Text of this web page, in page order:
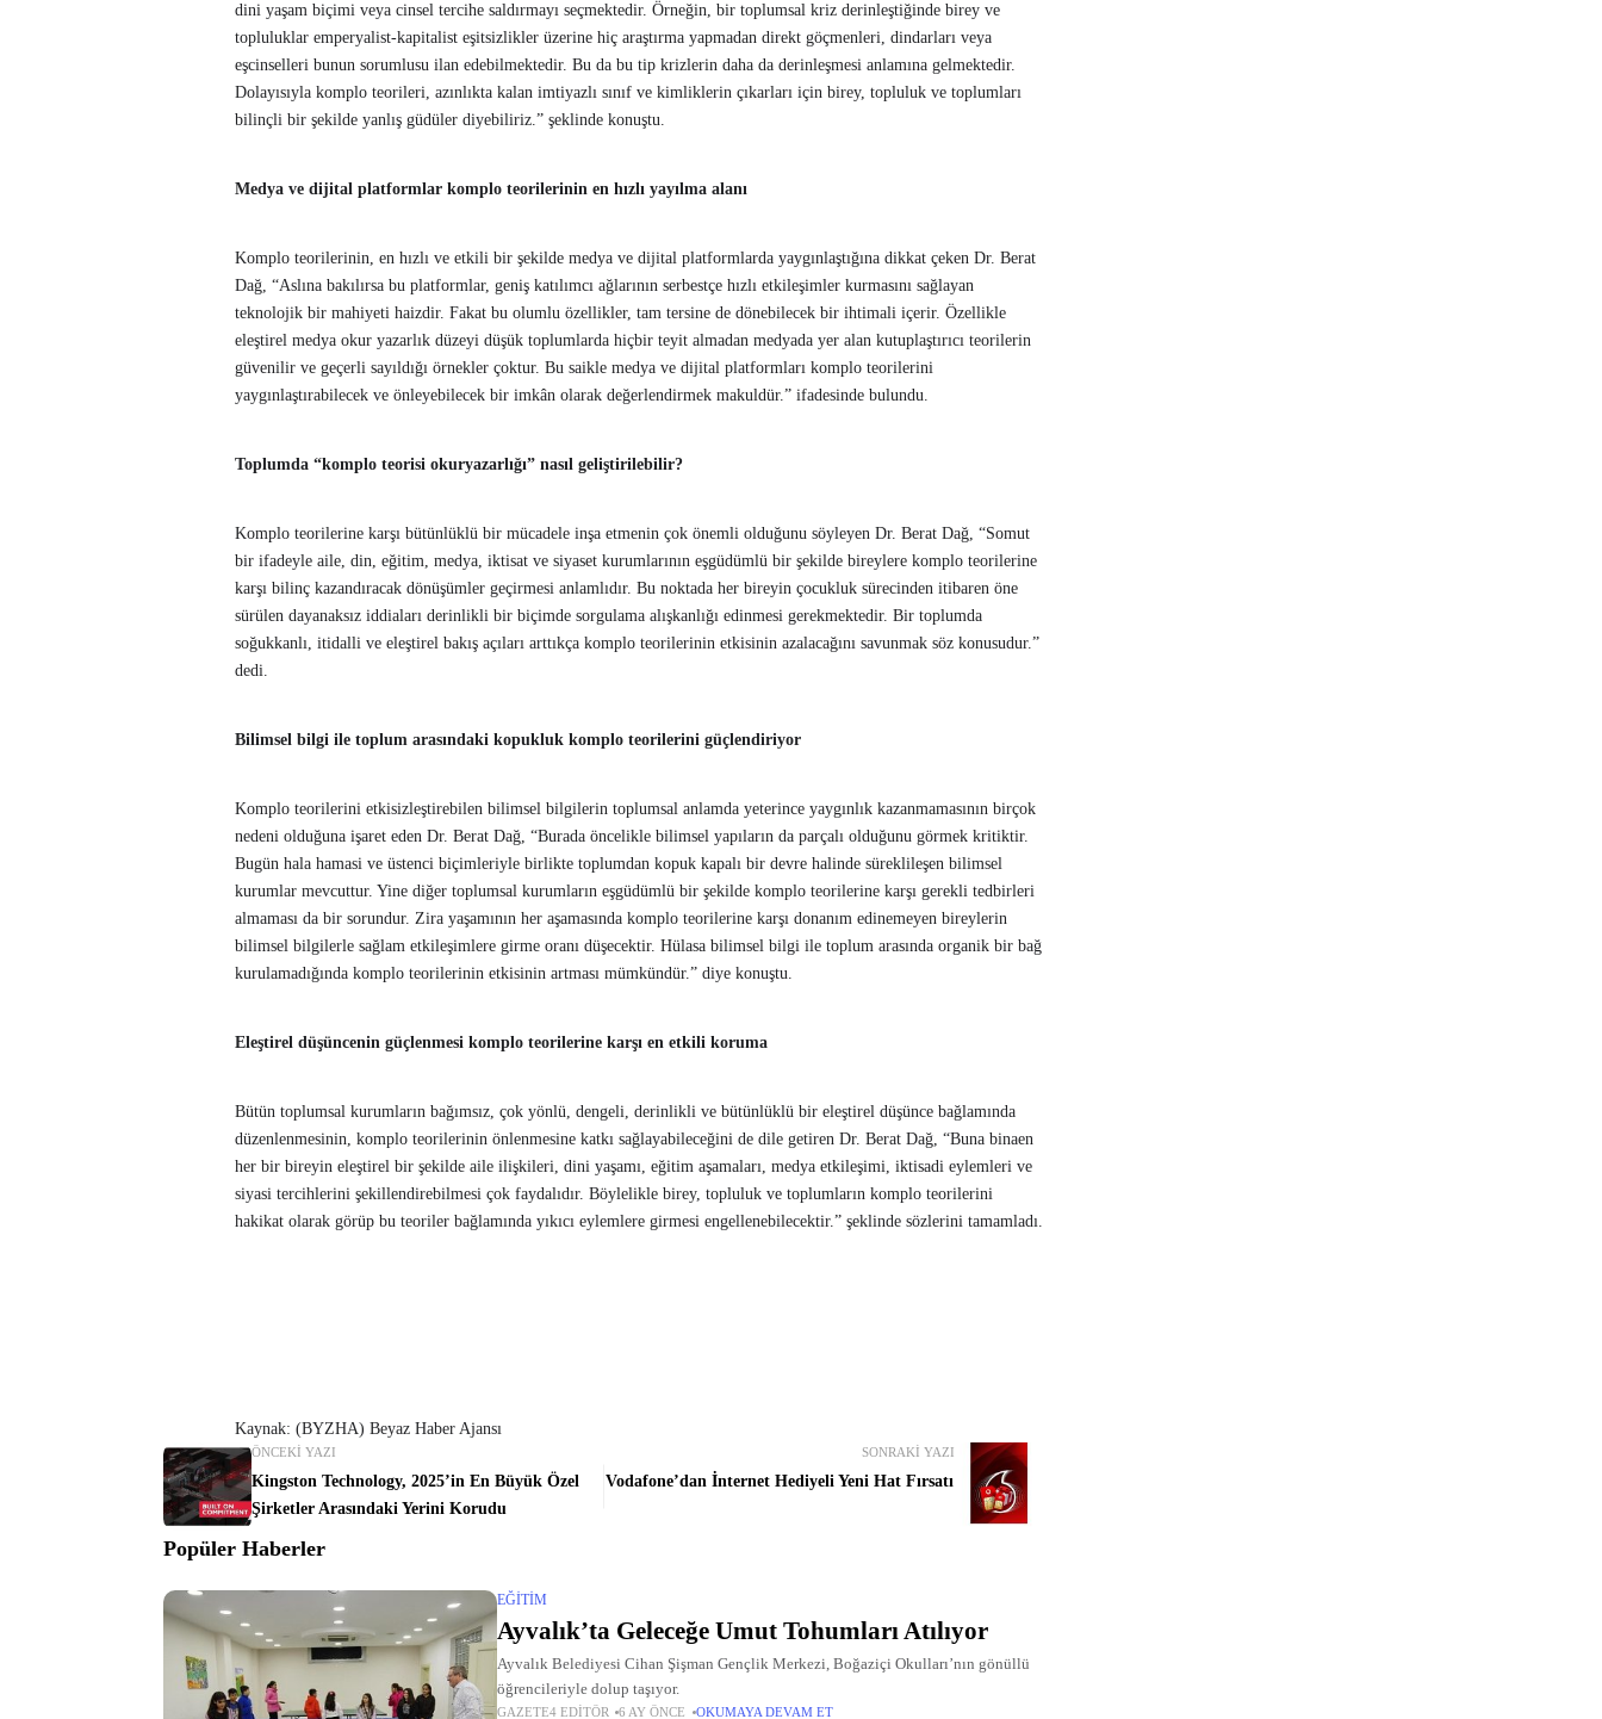
dini yaşam biçimi veya cinsel tercihe saldırmayı seçmektedir. Örneğin, bir toplumsal kriz derinleştiğinde birey ve
topluluklar emperyalist-kapitalist eşitsizlikler üzerine hiç araştırma yapmadan direkt göçmenleri, dindarları veya
eşcinselleri bunun sorumlusu ilan edebilmektedir. Bu da bu tip krizlerin daha da derinleşmesi anlamına gelmektedir.
Dolayısıyla komplo teorileri, azınlıkta kalan imtiyazlı sınıf ve kimliklerin çıkarları için birey, topluluk ve toplumları
bilinçli bir şekilde yanlış güdüler diyebiliriz.” şeklinde konuştu.
Medya ve dijital platformlar komplo teorilerinin en hızlı yayılma alanı
Komplo teorilerinin, en hızlı ve etkili bir şekilde medya ve dijital platformlarda yaygınlaştığına dikkat çeken Dr. Berat
Dağ, “Aslına bakılırsa bu platformlar, geniş katılımcı ağlarının serbestçe hızlı etkileşimler kurmasını sağlayan
teknolojik bir mahiyeti haizdir. Fakat bu olumlu özellikler, tam tersine de dönebilecek bir ihtimali içerir. Özellikle
eleştirel medya okur yazarlık düzeyi düşük toplumlarda hiçbir teyit almadan medyada yer alan kutuplaştırıcı teorilerin
güvenilir ve geçerli sayıldığı örnekler çoktur. Bu saikle medya ve dijital platformları komplo teorilerini
yaygınlaştırabilecek ve önleyebilecek bir imkân olarak değerlendirmek makuldür.” ifadesinde bulundu.
Toplumda “komplo teorisi okuryazarlığı” nasıl geliştirilebilir?
Komplo teorilerine karşı bütünlüklü bir mücadele inşa etmenin çok önemli olduğunu söyleyen Dr. Berat Dağ, “Somut
bir ifadeyle aile, din, eğitim, medya, iktisat ve siyaset kurumlarının eşgüdümlü bir şekilde bireylere komplo teorilerine
karşı bilinç kazandıracak dönüşümler geçirmesi anlamlıdır. Bu noktada her bireyin çocukluk sürecinden itibaren öne
sürülen dayanaksız iddiaları derinlikli bir biçimde sorgulama alışkanlığı edinmesi gerekmektedir. Bir toplumda
soğukkanlı, itidalli ve eleştirel bakış açıları arttıkça komplo teorilerinin etkisinin azalacağını savunmak söz konusudur.”
dedi.
Bilimsel bilgi ile toplum arasındaki kopukluk komplo teorilerini güçlendiriyor
Komplo teorilerini etkisizleştirebilen bilimsel bilgilerin toplumsal anlamda yeterince yaygınlık kazanmamasının birçok
nedeni olduğuna işaret eden Dr. Berat Dağ, “Burada öncelikle bilimsel yapıların da parçalı olduğunu görmek kritiktir.
Bugün hala hamasi ve üstenci biçimleriyle birlikte toplumdan kopuk kapalı bir devre halinde süreklileşen bilimsel
kurumlar mevcuttur. Yine diğer toplumsal kurumların eşgüdümlü bir şekilde komplo teorilerine karşı gerekli tedbirleri
almaması da bir sorundur. Zira yaşamının her aşamasında komplo teorilerine karşı donanım edinemeyen bireylerin
bilimsel bilgilerle sağlam etkileşimlere girme oranı düşecektir. Hülasa bilimsel bilgi ile toplum arasında organik bir bağ
kurulamadığında komplo teorilerinin etkisinin artması mümkündür.” diye konuştu.
Eleştirel düşüncenin güçlenmesi komplo teorilerine karşı en etkili koruma
Bütün toplumsal kurumların bağımsız, çok yönlü, dengeli, derinlikli ve bütünlüklü bir eleştirel düşünce bağlamında
düzenlenmesinin, komplo teorilerinin önlenmesine katkı sağlayabileceğini de dile getiren Dr. Berat Dağ, “Buna binaen
her bir bireyin eleştirel bir şekilde aile ilişkileri, dini yaşamı, eğitim aşamaları, medya etkileşimi, iktisadi eylemleri ve
siyasi tercihlerini şekillendirebilmesi çok faydalıdır. Böylelikle birey, topluluk ve toplumların komplo teorilerini
hakikat olarak görüp bu teoriler bağlamında yıkıcı eylemlere girmesi engellenebilecektir.” şeklinde sözlerini tamamladı.
Kaynak: (BYZHA) Beyaz Haber Ajansı
ÖNCEKI YAZI
Kingston Technology, 2025’in En Büyük Özel
Şirketler Arasındaki Yerini Korudu
SONRAKI YAZI
Vodafone’dan İnternet Hediyeli Yeni Hat Fırsatı
Popüler Haberler
EĞITIM
Ayvalık’ta Geleceğe Umut Tohumları Atılıyor
Ayvalık Belediyesi Cihan Şişman Gençlik Merkezi, Boğaziçi Okulları’nın gönüllü
öğrencileriyle dolup taşıyor.
GAZETE4 EDITÖR 6 AY ÖNCE OKUMAYA DEVAM ET